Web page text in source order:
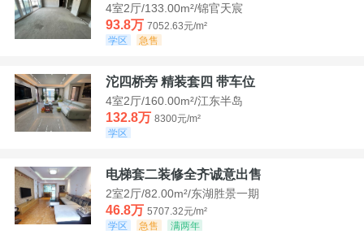
4室2厅/133.00m²/锦官天宸
93.8万 7052.63元/m²
学区
急售
沱四桥旁 精装套四 带车位
4室2厅/160.00m²/江东半岛
132.8万 8300元/m²
学区
电梯套二装修全齐诚意出售
2室2厅/82.00m²/东湖胜景一期
46.8万 5707.32元/m²
学区
急售 满两年